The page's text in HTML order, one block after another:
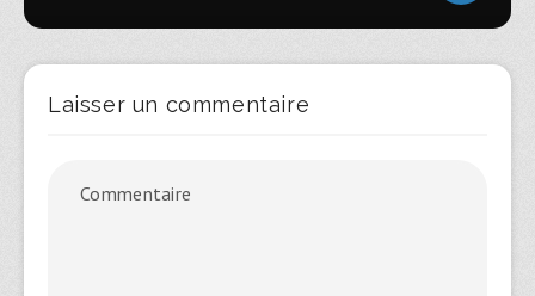
Laisser un commentaire